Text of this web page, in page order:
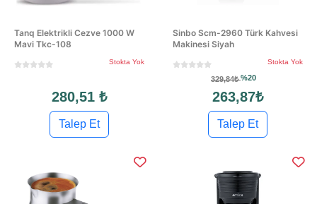
Tanq Elektrikli Cezve 1000 W
Mavi Tkc-108
Stokta Yok
280,51 ₺
Talep Et
Sinbo Scm-2960 Türk Kahvesi
Makinesi Siyah
Stokta Yok
329,84₺%20
263,87₺
Talep Et